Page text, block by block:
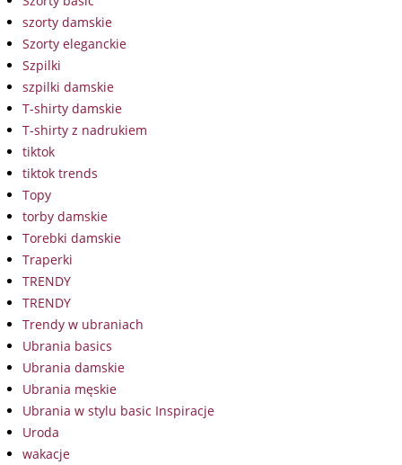
szorty damskie
Szorty eleganckie
Szpilki
szpilki damskie
T-shirty damskie
T-shirty z nadrukiem
tiktok
tiktok trends
Topy
torby damskie
Torebki damskie
Traperki
TRENDY
TRENDY
Trendy w ubraniach
Ubrania basics
Ubrania damskie
Ubrania męskie
Ubrania w stylu basic Inspiracje
Uroda
wakacje